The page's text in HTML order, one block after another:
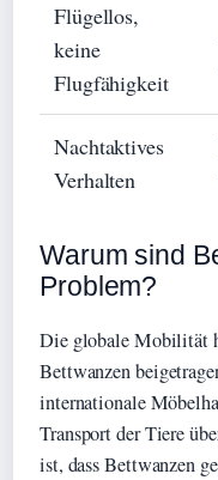
Flügellos,
keine
Flugfähigkeit
Nachtaktives
Verhalten
Warum sind
Problem?
Die globale Mobilität
Bettwanzen
internationale
Transport der Tiere
ist, dass Bettwanzen